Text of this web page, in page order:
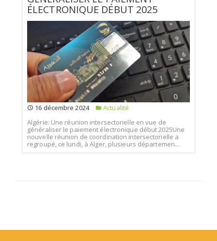
ÉLECTRONIQUE DÉBUT 2025
16 décembre 2024
Actualité
Algérie: Une réunion intersectorielle en vue de
généraliser le paiement électronique début 2025Une
nouvelle réunion de coordination intersectorielle a
regroupé, ce lundi, à Alger, plusieurs départemen...